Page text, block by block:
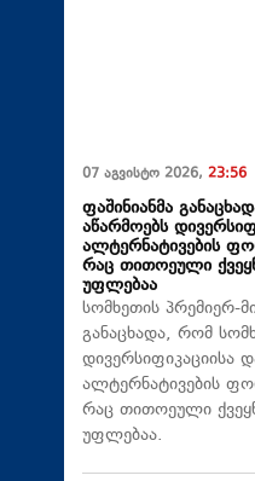
07 აგვისტო 2026, 23:56
ფაშინიანმა
აწარმოებს
ალტერნატივების
რაც თითოეული
უფლებაა
სომხეთის პრემიერ-
განაცხადა, რომ
დივერსიფიკაციისა
ალტერნატივების
რაც თითოეული
უფლებაა.